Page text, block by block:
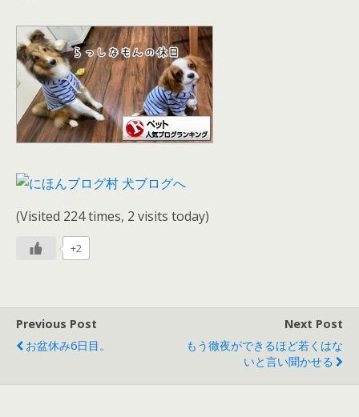
(Visited 224 times, 2 visits today)
+2
Previous Post
お盆休み6日目。
Next Post
もう徹夜ができるほど若くはな
いと言い聞かせる